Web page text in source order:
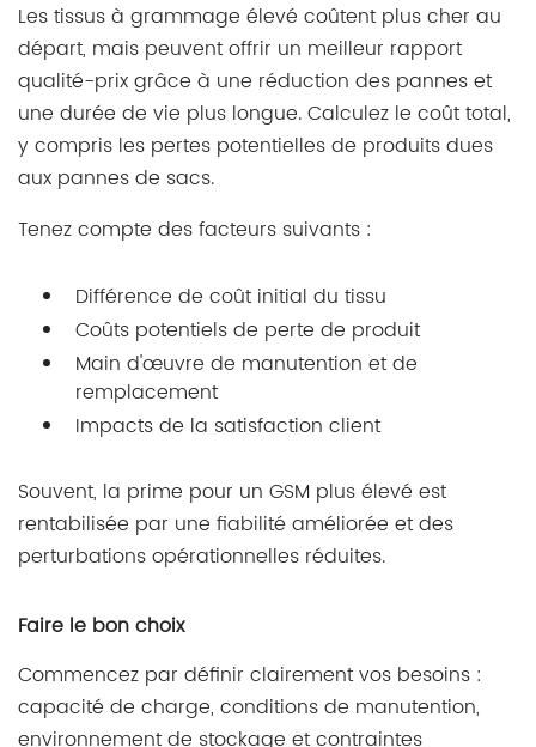
Les tissus à grammage élevé coûtent plus cher au
départ, mais peuvent offrir un meilleur rapport
qualité-prix grâce à une réduction des pannes et
une durée de vie plus longue. Calculez le coût total,
y compris les pertes potentielles de produits dues
aux pannes de sacs.
Tenez compte des facteurs suivants :
Différence de coût initial du tissu
Coûts potentiels de perte de produit
Main d'œuvre de manutention et de
remplacement
Impacts de la satisfaction client
Souvent, la prime pour un GSM plus élevé est
rentabilisée par une fiabilité améliorée et des
perturbations opérationnelles réduites.
Faire le bon choix
Commencez par définir clairement vos besoins :
capacité de charge, conditions de manutention,
environnement de stockage et contraintes